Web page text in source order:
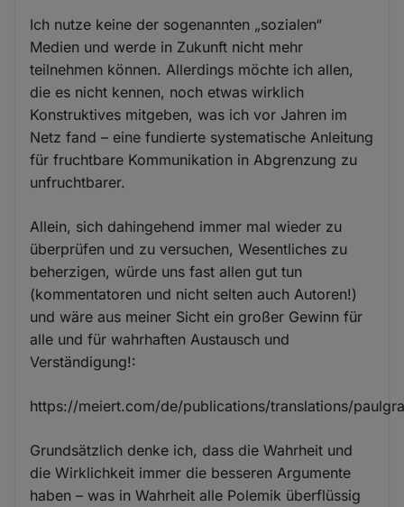
Ich nutze keine der sogenannten „sozialen“
Medien und werde in Zukunft nicht mehr
teilnehmen können. Allerdings möchte ich allen,
die es nicht kennen, noch etwas wirklich
Konstruktives mitgeben, was ich vor Jahren im
Netz fand – eine fundierte systematische Anleitung
für fruchtbare Kommunikation in Abgrenzung zu
unfruchtbarer.
Allein, sich dahingehend immer mal wieder zu
überprüfen und zu versuchen, Wesentliches zu
beherzigen, würde uns fast allen gut tun
(kommentatoren und nicht selten auch Autoren!)
und wäre aus meiner Sicht ein großer Gewinn für
alle und für wahrhaften Austausch und
Verständigung!:
https://meiert.com/de/publications/translations/
Grundsätzlich denke ich, dass die Wahrheit und
die Wirklichkeit immer die besseren Argumente
haben – was in Wahrheit alle Polemik überflüssig